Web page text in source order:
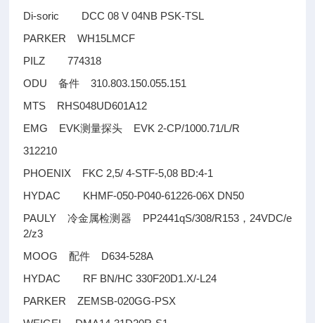
Di-soric DCC 08 V 04NB PSK-TSL
PARKER WH15LMCF
PILZ 774318
ODU备件 310.803.150.055.151
MTS RHS048UD601A12
EMG EVK测量探头 EVK 2-CP/1000.71/L/R
312210
PHOENIX FKC 2,5/ 4-STF-5,08 BD:4-1
HYDAC KHMF-050-P040-61226-06X DN50
PAULY冷金属检测器 PP2441qS/308/R153， 24VDC/e
2/z3
MOOG配件 D634-528A
HYDAC RF BN/HC 330F20D1.X/-L24
PARKER ZEMSB-020GG-PSX